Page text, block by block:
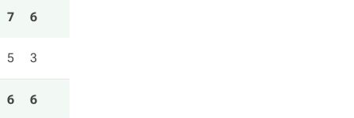
7 6
5 3
6 6